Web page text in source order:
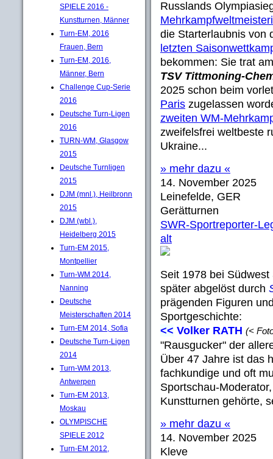
SPIELE 2016 -
Kunstturnen, Männer
Turn-EM, 2016
Frauen, Bern
Turn-EM, 2016,
Männer, Bern
Challenge Cup-Serie
2016
Deutsche Turn-Ligen
2016
TURN-WM, Glasgow
2015
Deutsche Turnligen
2015
DJM (mnl.), Heilbronn
2015
DJM (wbl.),
Heidelberg 2015
Turn-EM 2015,
Montpellier
Turn-WM 2014,
Nanning
Deutsche
Meisterschaften 2014
Turn-EM 2014, Sofia
Deutsche Turn-Ligen
2014
Turn-WM 2013,
Antwerpen
Turn-EM 2013,
Moskau
OLYMPISCHE
SPIELE 2012
Turn-EM 2012,
Russlands
die Starterlaubnis von
letzten
bekommen: Sie trat
TSV Tittmoning-
2025 schon beim
Paris zugelassen
zweiten WM-
zweifelsfrei weltbeste
Ukraine...
» mehr dazu «
14. November 2025
Leinefelde, GER
Gerätturnen
SWR-Sportreporter-
alt
Seit 1978 bei
später abgelöst durch
prägenden Figuren
Sportgeschichte:
<< Volker RATH (<
"Rausgucker" der
Über 47 Jahre ist das
fachkundige und oft
Sportschau-
Kunstturnen gehörte,
» mehr dazu «
14. November 2025
Kleve